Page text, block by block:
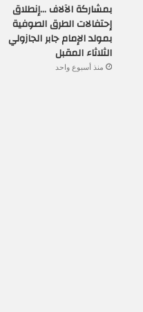
بمشاركة الآلاف …إنطلاق
إحتفالات الطرق الصوفية
بمولد الإمام جابر الجازولي
الثلاثاء المقبل
منذ أسبوع واحد